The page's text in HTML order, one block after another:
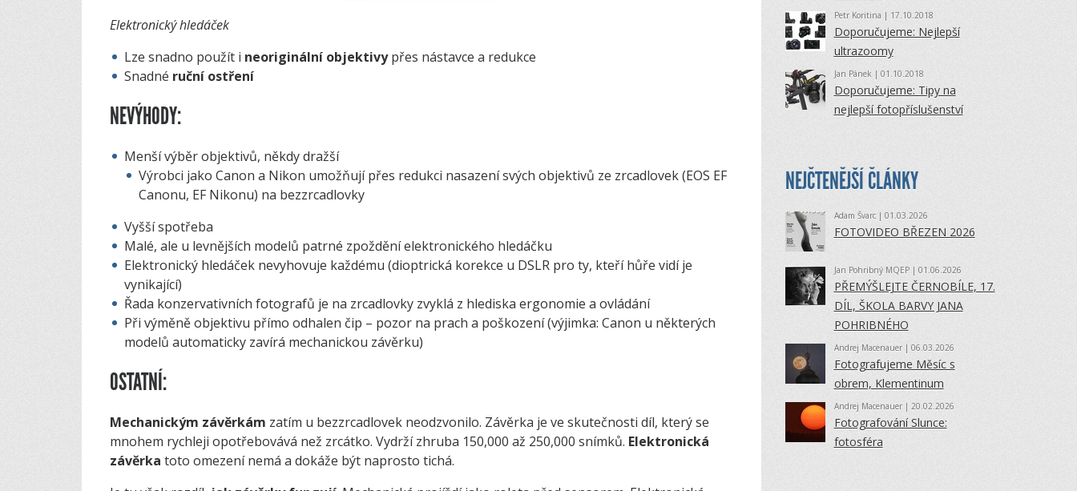
Elektronický hledáček
Lze snadno použít i neoriginální objektivypřes nástavce a redukce
Snadné ruční ostření
NEVÝHODY:
Menší výběr objektivů, někdy dražší
Výrobci jako Canon a Nikon umožňují přes redukci nasazení svých objektivů ze zrcadlovek (EOS EF
Canonu, EF Nikonu) na bezzrcadlovky
Vyšší spotřeba
Malé, ale u levnějších modelů patrné zpoždění elektronického hledáčku
Elektronický hledáček nevyhovuje každému (dioptrická korekce u DSLR pro ty, kteří hůře vidí je
vynikající)
Řada konzervativních fotografů je na zrcadlovky zvyklá z hlediska ergonomie a ovládání
Při výměně objektivu přímo odhalen čip – pozor na prach a poškození (výjimka: Canon u některých
modelů automaticky zavírá mechanickou závěrku)
OSTATNÍ:
Mechanickým závěrkám zatím u bezzrcadlovek neodzvonilo. Závěrka je ve skutečnosti díl, který se
mnohem rychleji opotřebovává než zrcátko. Vydrží zhruba 150,000 až 250,000 snímků. Elektronická
závěrka toto omezení nemá a dokáže být naprosto tichá.
Petr Koritina | 17.10.2018
Doporučujeme: Nejlepší
ultrazoomy
Jan Pánek | 01.10.2018
Doporučujeme: Tipy na
nejlepší fotopříslušenství
NEJČTENĚJŠÍ ČLÁNKY
Adam Švarc| 01.03.2026
FOTOVIDEO BŘEZEN 2026
Jan Pohribný MQEP| 01.06.2026
PŘEMÝŠLEJTE ČERNOBÍLE, 17.
DÍL, ŠKOLA BARVY JANA
POHRIBNÉHO
Andrej Macenauer| 06.03.2026
Fotografujeme Měsíc s
obrem, Klementinum
Andrej Macenauer| 20.02.2026
Fotografování Slunce:
fotosféra